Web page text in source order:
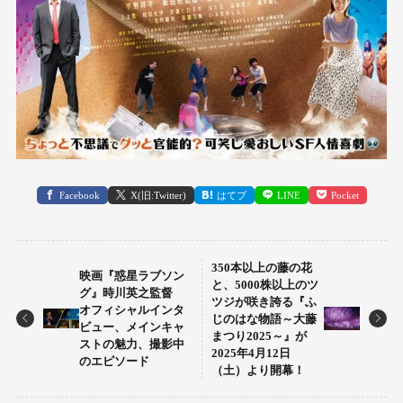
Facebook X(旧:Twitter) はてブ LINE Pocket
映画『惑星ラブソン
グ』時川英之監督
オフィシャルインタ
ビュー、メインキャ
ストの魅力、撮影中
のエピソード
350本以上の藤の花
と、5000株以上のツ
ツジが咲き誇る『ふ
じのはな物語～大藤
まつり2025～』が
2025年4月12日
（土）より開幕！